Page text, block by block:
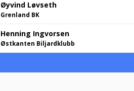
Øyvind Løvseth
Grenland BK
Henning Ingvorsen
Østkanten Biljardklubb